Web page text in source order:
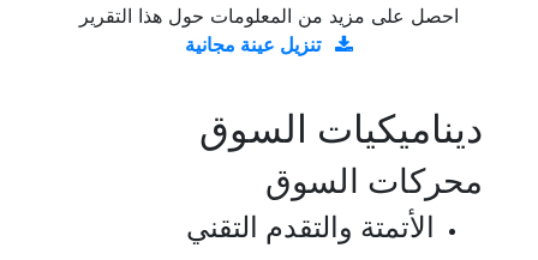
احصل على مزيد من المعلومات حول هذا التقرير
تنزيل عينة مجانية
ديناميكيات السوق
محركات السوق
الأتمتة والتقدم التقني